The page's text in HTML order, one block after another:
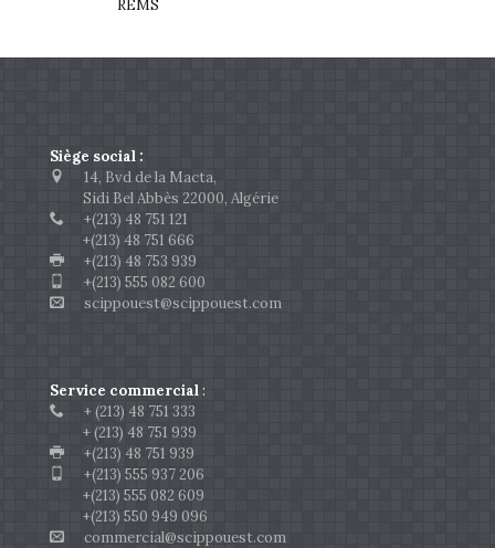
REMS
Siège social :
14, Bvd de la Macta,
Sidi Bel Abbès 22000, Algérie
+(213) 48 751 121
+(213) 48 751 666
+(213) 48 753 939
+(213) 555 082 600
scippouest@scippouest.com
Service commercial:
+ (213) 48 751 333
+ (213) 48 751 939
+(213) 48 751 939
+(213) 555 937 206
+(213) 555 082 609
+(213) 550 949 096
commercial@scippouest.com